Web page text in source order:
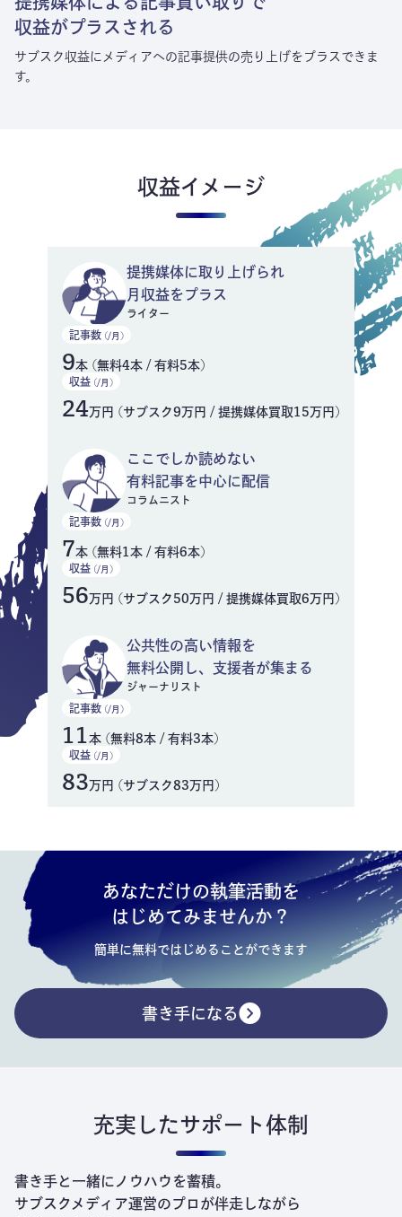
収益がプラスされる
サブスク収益にメディアへの記事提供の売り上げをプラスできま
す。
収益イメージ
提携媒体に取り上げられ
月収益をプラス
ライター
記事数 (/月)
9本 (無料4本 / 有料5本)
収益 (/月)
24万円 (サブスク9万円 / 提携媒体買取15万円)
ここでしか読めない
有料記事を中心に配信
コラムニスト
記事数 (/月)
7本 (無料1本 / 有料6本)
収益 (/月)
56万円 (サブスク50万円 / 提携媒体買取6万円)
公共性の高い情報を
無料公開し、支援者が集まる
ジャーナリスト
記事数 (/月)
11 本 (無料8本 / 有料3本)
収益 (/月)
83万円 (サブスク83万円)
あなただけの執筆活動を
はじめてみませんか？
簡単に無料ではじめることができます
書き手になる
充実したサポート体制
書き手と一緒にノウハウを蓄積。
サブスクメディア運営のプロが伴走しながら